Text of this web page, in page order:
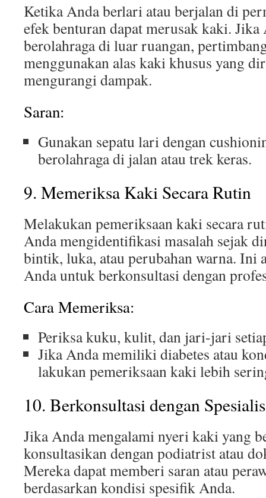
Ketika Anda berlari atau berjalan di
efek benturan dapat merusak kaki.
berolahraga di luar ruangan,
menggunakan alas kaki khusus yang
mengurangi dampak.
Saran:
Gunakan sepatu lari dengan
berolahraga di jalan atau trek keras.
9. Memeriksa Kaki Secara Rutin
Melakukan pemeriksaan kaki secara
Anda mengidentifikasi masalah sejak
bintik, luka, atau perubahan warna. Ini
Anda untuk berkonsultasi dengan
Cara Memeriksa:
Periksa kuku, kulit, dan jari-jari
Jika Anda memiliki diabetes atau
lakukan pemeriksaan kaki lebih
10. Berkonsultasi dengan
Jika Anda mengalami nyeri kaki yang
konsultasikan dengan podiatrist atau
Mereka dapat memberi saran atau
berdasarkan kondisi spesifik Anda.